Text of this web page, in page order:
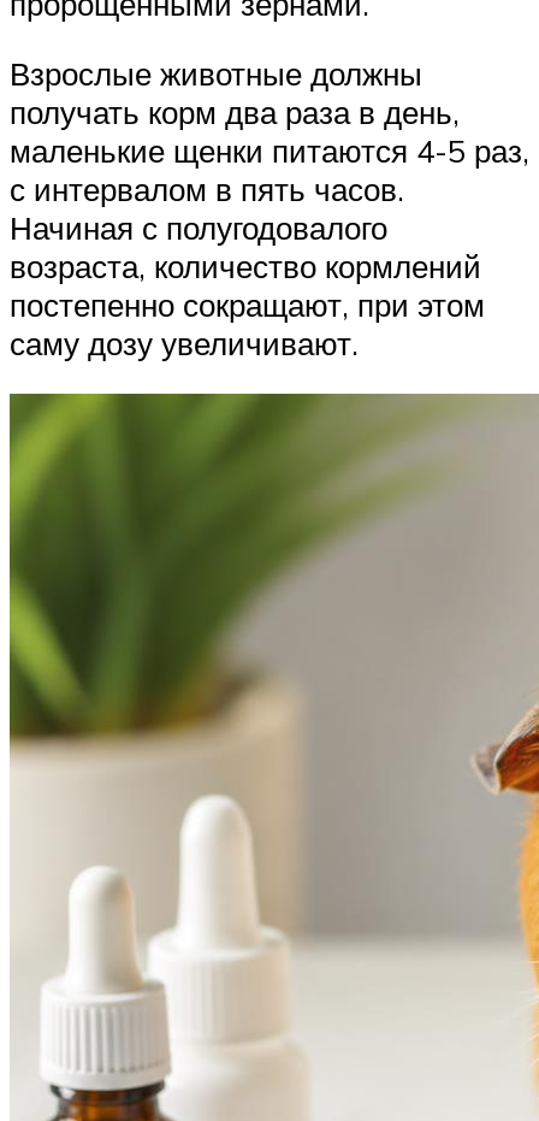
Взрослые животные должны
получать корм два раза в день,
маленькие щенки питаются 4-5 раз,
с интервалом в пять часов.
Начиная с полугодовалого
возраста, количество кормлений
постепенно сокращают, при этом
саму дозу увеличивают.